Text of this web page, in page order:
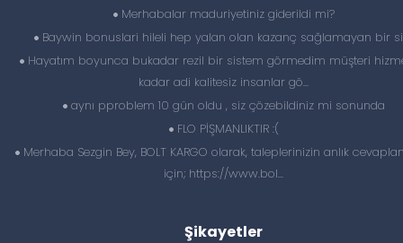
Merhabalar maduriyetiniz giderildi mi?
Baywin bonuslari hileli hep yalan olan kazanç sağlamayan bir
Hayatım boyunca bukadar rezil bir sistem görmedim müşteri
kadar adi kalitesiz insanlar gö...
aynı pproblem 10 gün oldu , siz çözebildiniz mi sonunda
FLO PİŞMANLIKTIR :(
Merhaba Sezgin Bey, BOLT KARGO olarak, taleplerinizin anlık
için; https://www.bol...
Şikayetler